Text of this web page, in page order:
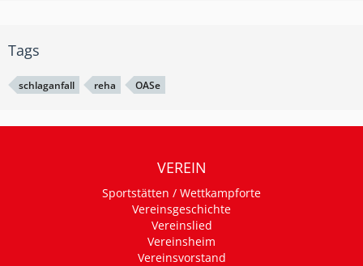
Tags
schlaganfall reha OASe
VEREIN
Sportstätten / Wettkampforte
Vereinsgeschichte
Vereinslied
Vereinsheim
Vereinsvorstand